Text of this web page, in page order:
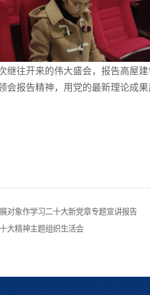
继往开来的伟大盛会，报告高屋
报告精神，用党的最新理论成
对象作学习二十大新党章专题宣讲报告
大精神主题组织生活会